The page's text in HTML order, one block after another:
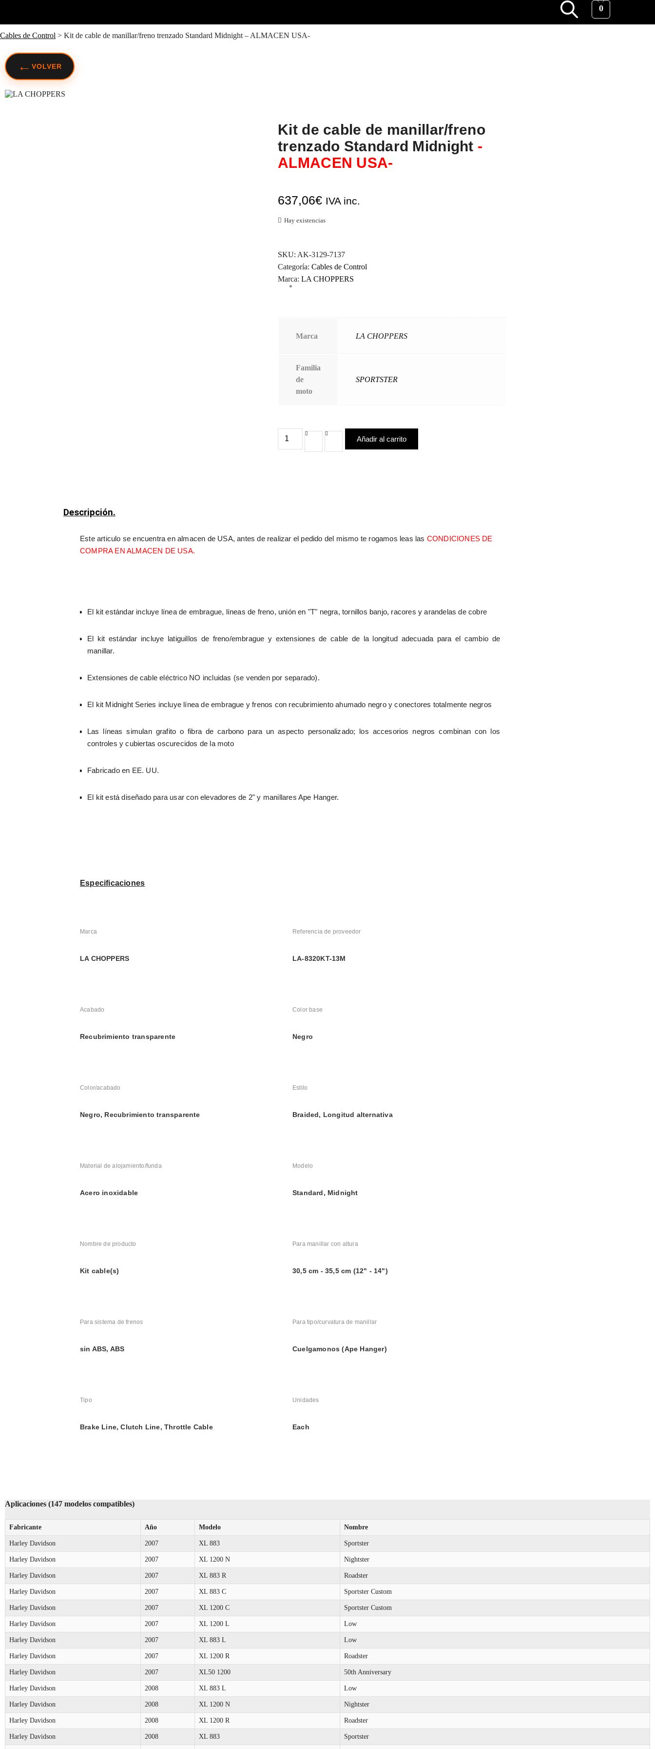
Cables de Control > Kit de cable de manillar/freno trenzado Standard Midnight – ALMACEN USA-
0
← VOLVER
Kit de cable de manillar/freno
trenzado Standard Midnight -
ALMACEN USA-
637,06€ IVA inc.
Hay existencias
SKU: AK-3129-7137
Categoría: Cables de Control
Marca: LA CHOPPERS
Marca LA CHOPPERS
Familia
de
moto
SPORTSTER
Añadir al carrito
Descripción.
Este articulo se encuentra en almacen de USA, antes de realizar el pedido del mismo te rogamos leas las CONDICIONES DE
COMPRA EN ALMACEN DE USA.
El kit estándar incluye línea de embrague, líneas de freno, unión en "T" negra, tornillos banjo, racores y arandelas de cobre
El kit estándar incluye latiguillos de freno/embrague y extensiones de cable de la longitud adecuada para el cambio de
manillar.
Extensiones de cable eléctrico NO incluidas (se venden por separado).
El kit Midnight Series incluye línea de embrague y frenos con recubrimiento ahumado negro y conectores totalmente negros
Las líneas simulan grafito o fibra de carbono para un aspecto personalizado; los accesorios negros combinan con los
controles y cubiertas oscurecidos de la moto
Fabricado en EE. UU.
El kit está diseñado para usar con elevadores de 2" y manillares Ape Hanger.
Especificaciones
Marca
LA CHOPPERS
Referencia de proveedor
LA-8320KT-13M
Acabado
Recubrimiento transparente
Color base
Negro
Color/acabado
Negro, Recubrimiento transparente
Estilo
Braided, Longitud alternativa
Material de alojamiento/funda
Acero inoxidable
Modelo
Standard, Midnight
Nombre de producto
Kit cable(s)
Para manillar con altura
30,5 cm - 35,5 cm (12" - 14")
Para sistema de frenos
sin ABS, ABS
Para tipo/curvatura de manillar
Cuelgamonos (Ape Hanger)
Tipo
Brake Line, Clutch Line, Throttle Cable
Unidades
Each
Aplicaciones (147 modelos compatibles)
Fabricante Año Modelo Nombre
Harley Davidson 2007 XL 883 Sportster
Harley Davidson 2007 XL 1200 N Nightster
Harley Davidson 2007 XL 883 R Roadster
Harley Davidson 2007 XL 883 C Sportster Custom
Harley Davidson 2007 XL 1200 C Sportster Custom
Harley Davidson 2007 XL 1200 L Low
Harley Davidson 2007 XL 883 L Low
Harley Davidson 2007 XL 1200 R Roadster
Harley Davidson 2007 XL50 1200 50th Anniversary
Harley Davidson 2008 XL 883 L Low
Harley Davidson 2008 XL 1200 N Nightster
Harley Davidson 2008 XL 1200 R Roadster
Harley Davidson 2008 XL 883 Sportster